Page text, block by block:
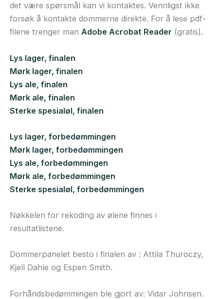
det være spørsmål kan vi kontaktes. Vennligst ikke
forsøk å kontakte dommerne direkte. For å lese pdf-
filene trenger man Adobe Acrobat Reader (gratis).
Lys lager, finalen
Mørk lager, finalen
Lys ale, finalen
Mørk ale, finalen
Sterke spesialøl, finalen
Lys lager, forbedømmingen
Mørk lager, forbedømmingen
Lys ale, forbedømmingen
Mørk ale, forbedømmingen
Sterke spesialøl, forbedømmingen
Nøkkelen for rekoding av ølene finnes i
resultatlistene.
Dommerpanelet besto i finalen av : Attila Thuroczy,
Kjell Dahle og Espen Smith.
Forhåndsbedømmingen ble gjort av: Vidar Johnsen.